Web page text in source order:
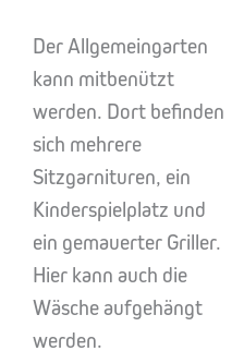
Der Allgemeingarten
kann mitbenützt
werden. Dort befinden
sich mehrere
Sitzgarnituren, ein
Kinderspielplatz und
ein gemauerter Griller.
Hier kann auch die
Wäsche aufgehängt
werden.